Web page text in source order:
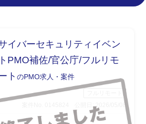
イバーセキュリティイベン
トPMO補佐/官公庁/フルリモ
ト のPMO求人・案件
公開日: 2026/05/08